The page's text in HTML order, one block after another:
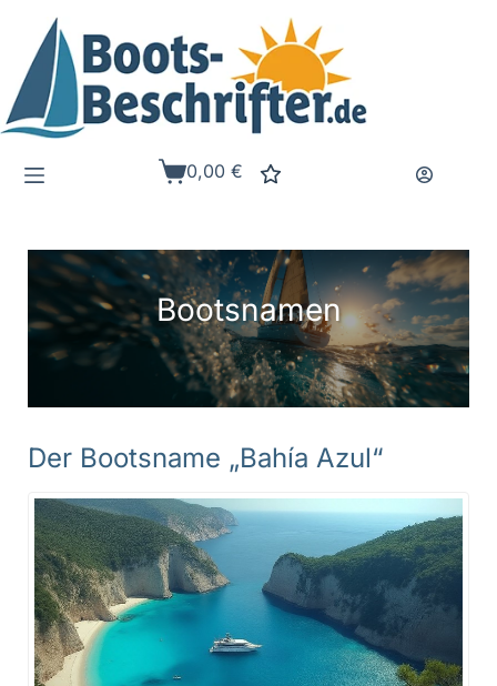
Inhalt
springen
Warenkorb
0,00€
Bootsnamen
Der Bootsname „Bahía Azul“